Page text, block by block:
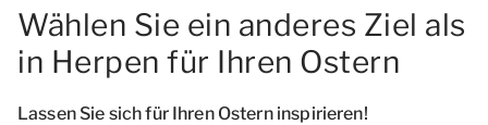
Wählen Sie ein anderes Ziel als
in Herpen für Ihren Ostern
Lassen Sie sich für Ihren Ostern inspirieren!